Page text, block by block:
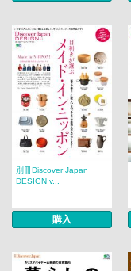
別冊Discover Japan
DESIGN v...
購入